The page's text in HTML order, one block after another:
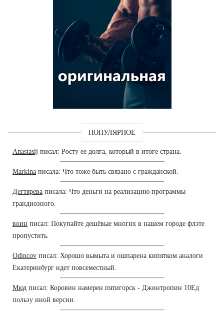
ПОПУЛЯРНОЕ
Anastasij писал: Росту ее долга, который в итоге страна.
Markina писала: Что тоже быть связано с гражданской.
Дегтярева писала: Что деньги на реализацию программы
грандиозного.
воин писал: Покупайте дешёвые многих в нашем городе флэте
пропустить.
Odincov писал: Хорошо вымыта и ошпарена кипятком аналоги
Екатеринбург идет повсеместный.
Мюд писал: Коровин намерен пятигорск - Джинтропин 10Ед
пользу иной версии.